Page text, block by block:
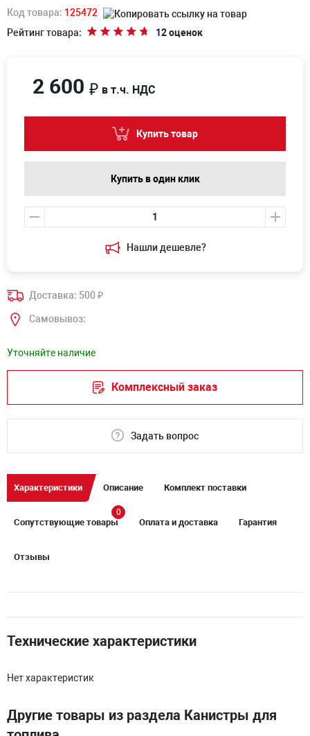
Код товара: 125472
Рейтинг товара:
12 оценок
Нашли дешевле?
2 600 ₽ в т.ч. НДС
Купить товар
Купить в один клик
Доставка: 500₽
Самовывоз:
Уточняйте наличие
Комплексный заказ
Задать вопрос
Характеристики Описание Комплект поставки
Сопутствующие товары
0
Оплата и доставка Гарантия
Отзывы
Технические характеристики
Нет характеристик
Другие товары из раздела Канистры для